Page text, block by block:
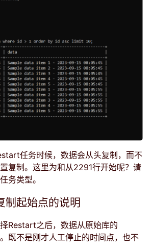
任务时候，数据会从头复制，而不
复制。这里为和从2291行开始呢？请
务类型。
制起始点的说明
Restart之后，数据从原始库的
既不是刚才人工停止的时间点，也不